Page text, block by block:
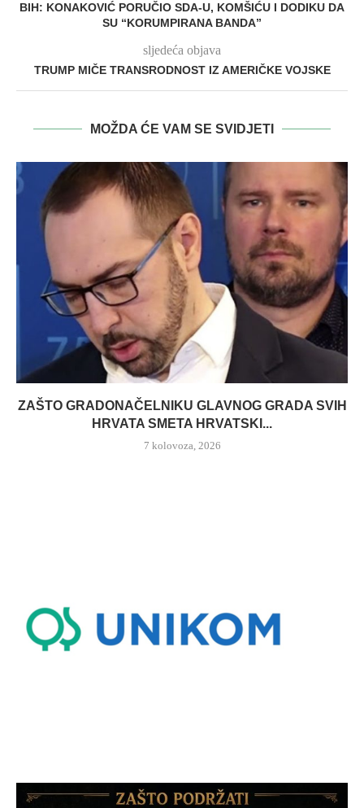
BIH: KONAKOVIĆ PORUČIO SDA-U, KOMŠIĆU I DODIKU DA
SU “KORUMPIRANA BANDA”
sljedeća objava
TRUMP MIČE TRANSRODNOST IZ AMERIČKE VOJSKE
MOŽDA ĆE VAM SE SVIDJETI
ZAŠTO GRADONAČELNIKU GLAVNOG GRADA SVIH
HRVATA SMETA HRVATSKI...
7 kolovoza, 2026